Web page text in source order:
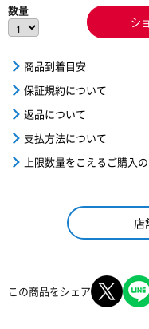
数量
シ
商品到着目安
保証規約について
返品について
支払方法について
上限数量をこえるご購入
店
この商品をシェア